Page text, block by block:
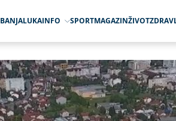
BANJALUKAINFO SPORTMAGAZINŽIVOT